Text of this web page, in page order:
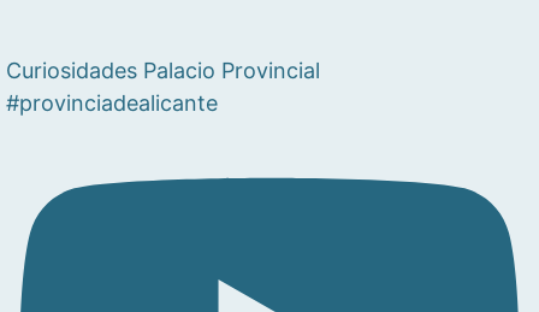
Curiosidades Palacio Provincial
#provinciadealicante